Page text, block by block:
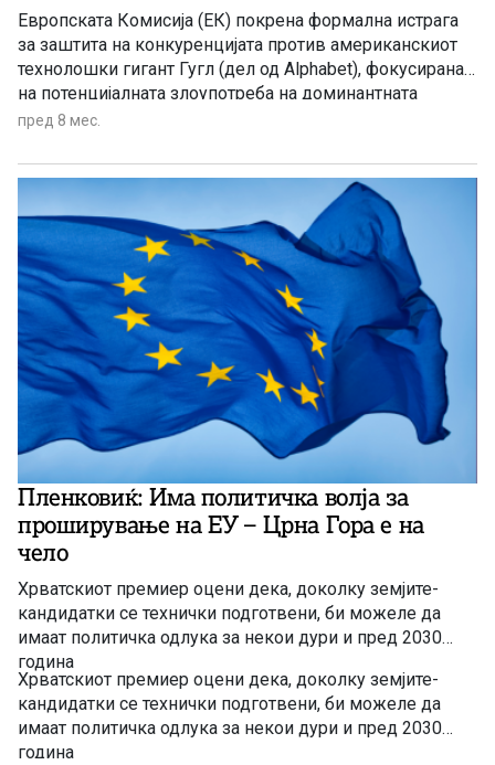
Европската Комисија (ЕК) покрена формална истрага
за заштита на конкуренцијата против американскиот
технолошки гигант Гугл (дел од Alphabet), фокусирана
на потенцијалната злоупотреба на доминантната
позиција на пазарот преку користење на онлајн
вештачка интелигенција (ВИ).
пред 8 мес.
Пленковиќ: Има политичка волја за
проширување на ЕУ – Црна Гора е на
чело
Хрватскиот премиер оцени дека, доколку земјите-
кандидатки се технички подготвени, би можеле да
имаат политичка одлука за некои дури и пред 2030
година
Хрватскиот премиер оцени дека, доколку земјите-
кандидатки се технички подготвени, би можеле да
имаат политичка одлука за некои дури и пред 2030
година